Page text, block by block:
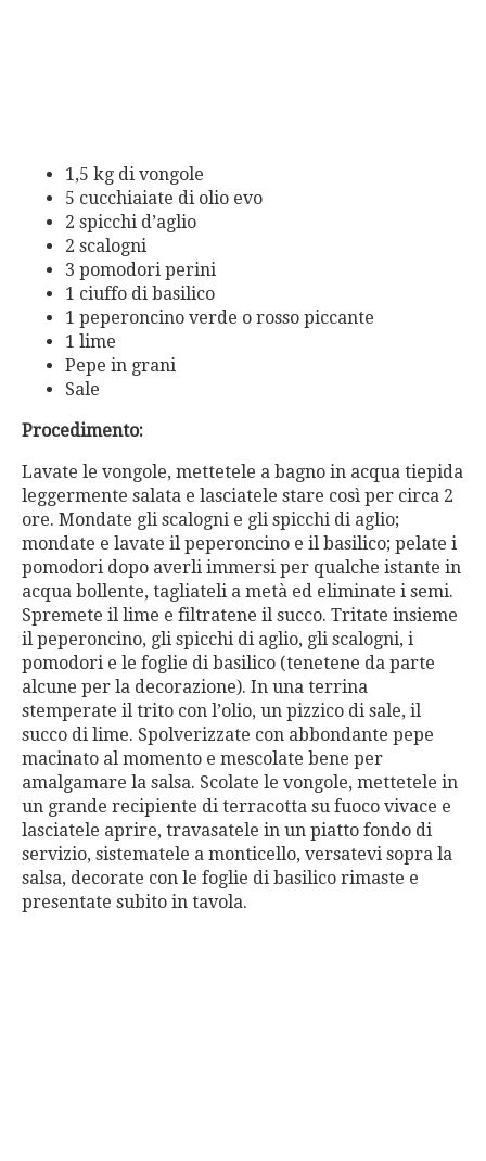
1,5 kg di vongole
5 cucchiaiate di olio evo
2 spicchi d’aglio
2 scalogni
3 pomodori perini
1 ciuffo di basilico
1 peperoncino verde o rosso piccante
1 lime
Pepe in grani
Sale
Procedimento:
Lavate le vongole, mettetele a bagno in acqua tiepida
leggermente salata e lasciatele stare così per circa 2
ore. Mondate gli scalogni e gli spicchi di aglio;
mondate e lavate il peperoncino e il basilico; pelate i
pomodori dopo averli immersi per qualche istante in
acqua bollente, tagliateli a metà ed eliminate i semi.
Spremete il lime e filtratene il succo. Tritate insieme
il peperoncino, gli spicchi di aglio, gli scalogni, i
pomodori e le foglie di basilico (tenetene da parte
alcune per la decorazione). In una terrina
stemperate il trito con l’olio, un pizzico di sale, il
succo di lime. Spolverizzate con abbondante pepe
macinato al momento e mescolate bene per
amalgamare la salsa. Scolate le vongole, mettetele in
un grande recipiente di terracotta su fuoco vivace e
lasciatele aprire, travasatele in un piatto fondo di
servizio, sistematele a monticello, versatevi sopra la
salsa, decorate con le foglie di basilico rimaste e
presentate subito in tavola.